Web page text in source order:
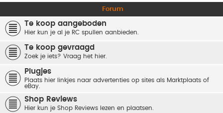
Forum
Te koop aangeboden
Hier kun je al je RC spullen aanbieden.
Te koop gevraagd
Zoek je iets? Vraag het hier.
Plugjes
Plaats hier linkjes naar advertenties op sites als Marktplaats of
eBay.
Shop Reviews
Hier kun je Shop Reviews lezen en plaatsen.